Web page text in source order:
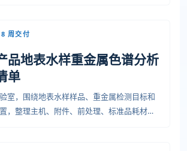
周交付
品地表水样重金属色谱分析
单
室，围绕地表水样样品、重金属检测目标和
，整理主机、附件、前处理、标准品耗材、